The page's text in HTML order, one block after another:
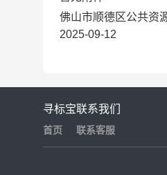
佛山市顺德区公共资
2025-09-12
寻标宝
首页
联系我们
联系客服